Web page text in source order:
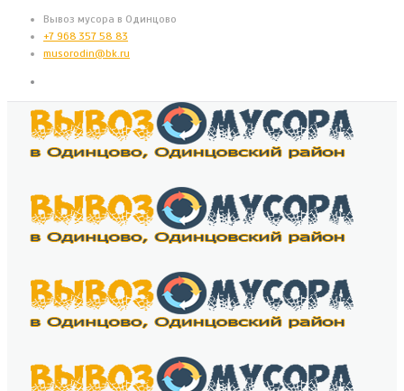
Вывоз мусора в Одинцово
+7 968 357 58 83
musorodin@bk.ru